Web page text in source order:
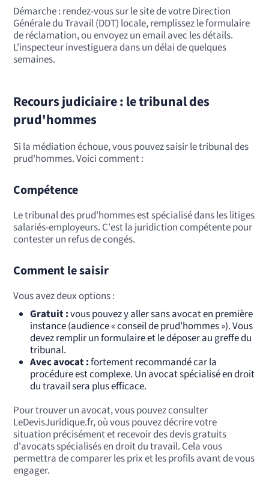
Démarche : rendez-vous sur le site de votre Direction
Générale du Travail (DDT) locale, remplissez le formulaire
de réclamation, ou envoyez un email avec les détails.
L'inspecteur investiguera dans un délai de quelques
semaines.
Recours judiciaire : le tribunal des
prud'hommes
Si la médiation échoue, vous pouvez saisir le tribunal des
prud'hommes. Voici comment :
Compétence
Le tribunal des prud'hommes est spécialisé dans les litiges
salariés-employeurs. C'est la juridiction compétente pour
contester un refus de congés.
Comment le saisir
Vous avez deux options :
Gratuit :vous pouvez y aller sans avocat en première
instance (audience « conseil de prud'hommes »). Vous
devez remplir un formulaire et le déposer au greffe du
tribunal.
Avec avocat :fortement recommandé car la
procédure est complexe. Un avocat spécialisé en droit
du travail sera plus efficace.
Pour trouver un avocat, vous pouvez consulter
LeDevisJuridique.fr, où vous pouvez décrire votre
situation précisément et recevoir des devis gratuits
d'avocats spécialisés en droit du travail. Cela vous
permettra de comparer les prix et les profils avant de vous
engager.